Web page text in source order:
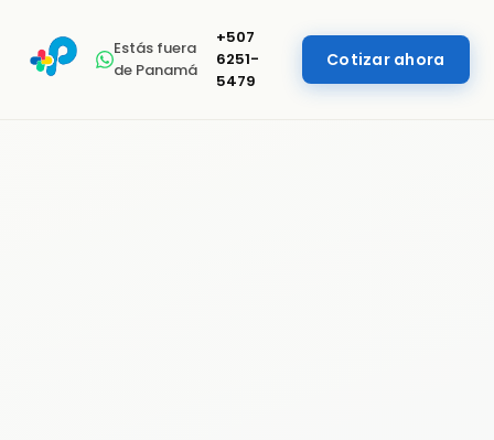
Estás fuera
de Panamá
+507
6251-
5479
Cotizar ahora